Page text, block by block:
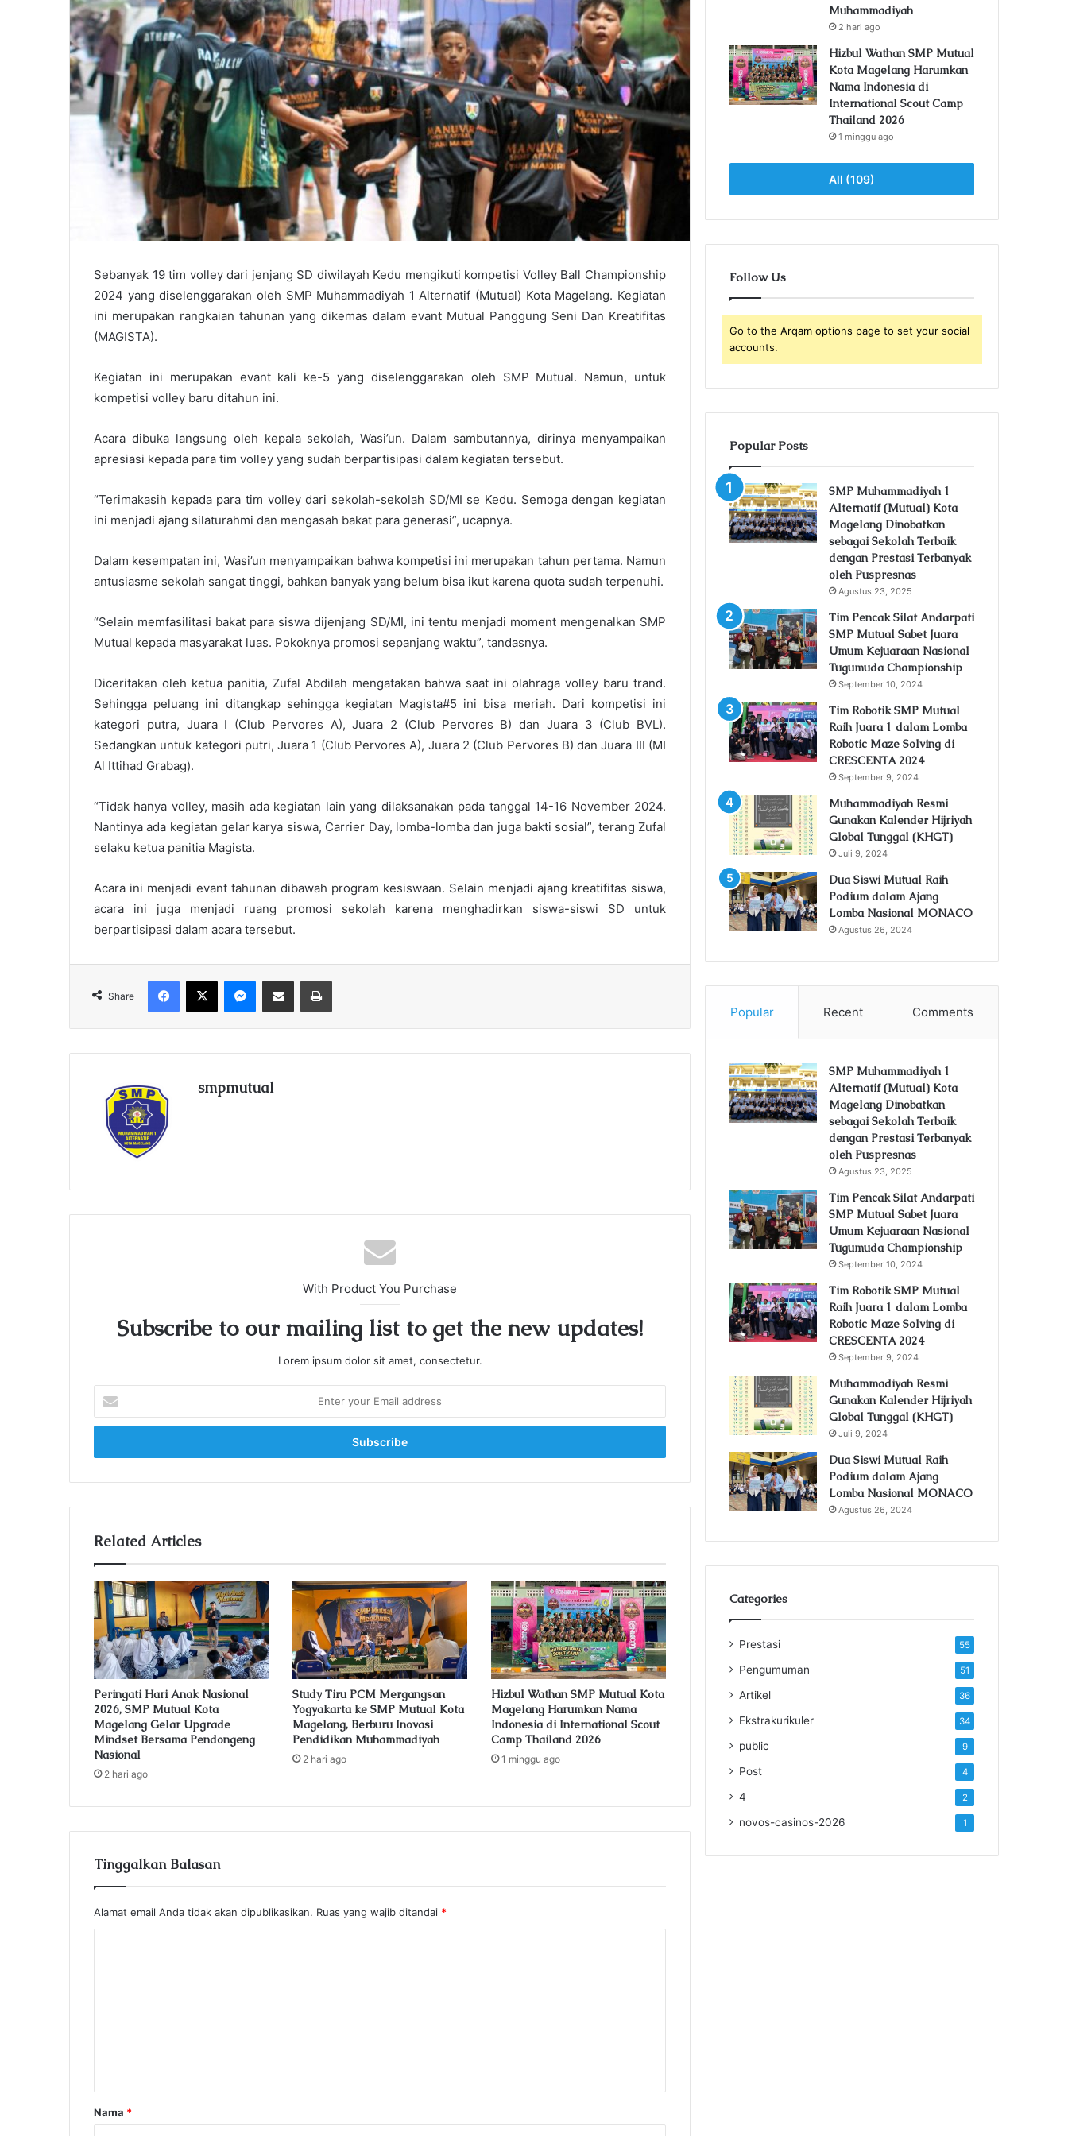
Sebanyak 19 tim volley dari jenjang SD diwilayah Kedu mengikuti kompetisi Volley Ball Championship
2024 yang diselenggarakan oleh SMP Muhammadiyah 1 Alternatif (Mutual) Kota Magelang. Kegiatan
ini merupakan rangkaian tahunan yang dikemas dalam evant Mutual Panggung Seni Dan Kreatifitas
(MAGISTA).
Kegiatan ini merupakan evant kali ke-5 yang diselenggarakan oleh SMP Mutual. Namun, untuk
kompetisi volley baru ditahun ini.
Acara dibuka langsung oleh kepala sekolah, Wasi’un. Dalam sambutannya, dirinya menyampaikan
apresiasi kepada para tim volley yang sudah berpartisipasi dalam kegiatan tersebut.
“Terimakasih kepada para tim volley dari sekolah-sekolah SD/MI se Kedu. Semoga dengan kegiatan
ini menjadi ajang silaturahmi dan mengasah bakat para generasi”, ucapnya.
Dalam kesempatan ini, Wasi’un menyampaikan bahwa kompetisi ini merupakan tahun pertama. Namun
antusiasme sekolah sangat tinggi, bahkan banyak yang belum bisa ikut karena quota sudah terpenuhi.
“Selain memfasilitasi bakat para siswa dijenjang SD/MI, ini tentu menjadi moment mengenalkan SMP
Mutual kepada masyarakat luas. Pokoknya promosi sepanjang waktu”, tandasnya.
Diceritakan oleh ketua panitia, Zufal Abdilah mengatakan bahwa saat ini olahraga volley baru trand.
Sehingga peluang ini ditangkap sehingga kegiatan Magista#5 ini bisa meriah. Dari kompetisi ini
kategori putra, Juara I (Club Pervores A), Juara 2 (Club Pervores B) dan Juara 3 (Club BVL).
Sedangkan untuk kategori putri, Juara 1 (Club Pervores A), Juara 2 (Club Pervores B) dan Juara III (MI
Al Ittihad Grabag).
“Tidak hanya volley, masih ada kegiatan lain yang dilaksanakan pada tanggal 14-16 November 2024.
Nantinya ada kegiatan gelar karya siswa, Carrier Day, lomba-lomba dan juga bakti sosial”, terang Zufal
selaku ketua panitia Magista.
Acara ini menjadi evant tahunan dibawah program kesiswaan. Selain menjadi ajang kreatifitas siswa,
acara ini juga menjadi ruang promosi sekolah karena menghadirkan siswa-siswi SD untuk
berpartisipasi dalam acara tersebut.
Share
smpmutual
With Product You Purchase
Subscribe to our mailing list to get the new updates!
Lorem ipsum dolor sit amet, consectetur.
t
r
u
E
i
l
d
d
r
e
s
s
Related Articles
Peringati Hari Anak Nasional
2026, SMP Mutual Kota
Magelang Gelar Upgrade
Mindset Bersama Pendongeng
Nasional
2 hari ago
Study Tiru PCM Mergangsan
Yogyakarta ke SMP Mutual Kota
Magelang, Berburu Inovasi
Pendidikan Muhammadiyah
2 hari ago
Hizbul Wathan SMP Mutual Kota
Magelang Harumkan Nama
Indonesia di International Scout
Camp Thailand 2026
1 minggu ago
Tinggalkan Balasan
Alamat email Anda tidak akan dipublikasikan. Ruas yang wajib ditandai *
rNama *
Muhammadiyah
2 hari ago
Hizbul Wathan SMP Mutual
Kota Magelang Harumkan
Nama Indonesia di
International Scout Camp
Thailand 2026
1 minggu ago
All (109)
Follow Us
Go to the Arqam options page to set your social
accounts.
Popular Posts
SMP Muhammadiyah 1
Alternatif (Mutual) Kota
Magelang Dinobatkan
sebagai Sekolah Terbaik
dengan Prestasi Terbanyak
oleh Puspresnas
Agustus 23, 2025
Tim Pencak Silat Andarpati
SMP Mutual Sabet Juara
Umum Kejuaraan Nasional
Tugumuda Championship
September 10, 2024
Tim Robotik SMP Mutual
Raih Juara 1 dalam Lomba
Robotic Maze Solving di
CRESCENTA 2024
September 9, 2024
Muhammadiyah Resmi
Gunakan Kalender Hijriyah
Global Tunggal (KHGT)
Juli 9, 2024
Dua Siswi Mutual Raih
Podium dalam Ajang
Lomba Nasional MONACO
Agustus 26, 2024
Popular Recent Comments
SMP Muhammadiyah 1
Alternatif (Mutual) Kota
Magelang Dinobatkan
sebagai Sekolah Terbaik
dengan Prestasi Terbanyak
oleh Puspresnas
Agustus 23, 2025
Tim Pencak Silat Andarpati
SMP Mutual Sabet Juara
Umum Kejuaraan Nasional
Tugumuda Championship
September 10, 2024
Tim Robotik SMP Mutual
Raih Juara 1 dalam Lomba
Robotic Maze Solving di
CRESCENTA 2024
September 9, 2024
Muhammadiyah Resmi
Gunakan Kalender Hijriyah
Global Tunggal (KHGT)
Juli 9, 2024
Dua Siswi Mutual Raih
Podium dalam Ajang
Lomba Nasional MONACO
Agustus 26, 2024
Categories
Prestasi 55
Pengumuman 51
Artikel 36
Ekstrakurikuler 34
public 9
Post 4
4 2
novos-casinos-2026 1